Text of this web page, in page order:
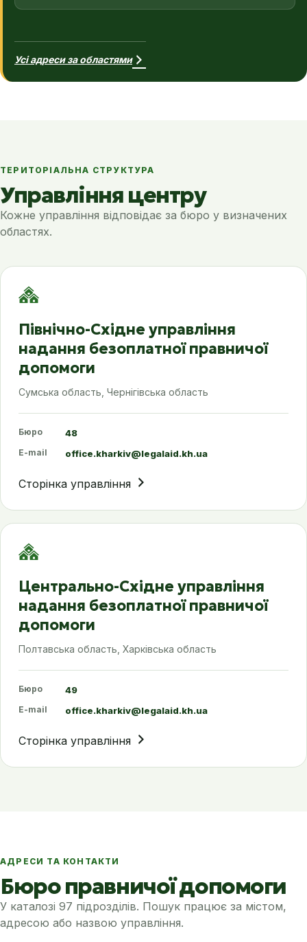
Усі адреси за областями
ТЕРИТОРІАЛЬНА СТРУКТУРА
Управління центру
Кожне управління відповідає за бюро у визначених
областях.
Північно-Східне управління
надання безоплатної правничої
допомоги
Сумська область, Чернігівська область
Бюро 48
E-mail office.kharkiv@legalaid.kh.ua
Сторінка управління
Центрально-Східне управління
надання безоплатної правничої
допомоги
Полтавська область, Харківська область
Бюро 49
E-mail office.kharkiv@legalaid.kh.ua
Сторінка управління
АДРЕСИ ТА КОНТАКТИ
Бюро правничої допомоги
У каталозі 97 підрозділів. Пошук працює за містом,
адресою або назвою управління.